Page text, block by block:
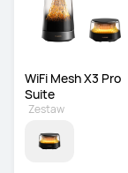
WiFi Mesh X3 Pro
Suite
Zestaw